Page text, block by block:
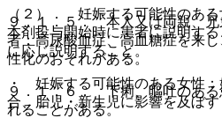
（２）． 妊娠する可能性のあ
本剤投与開始時に患者に説明す
に応じ説明すること。
・ 妊娠する可能性のある女性
合、胎児・新生児に影響を及ぼす
９．１．５． 本人又は両親、兄
者：高尿酸血症、高血糖症を来
性化のおそれがある。
９．１．６． 下痢、嘔吐のあ
れることがある。